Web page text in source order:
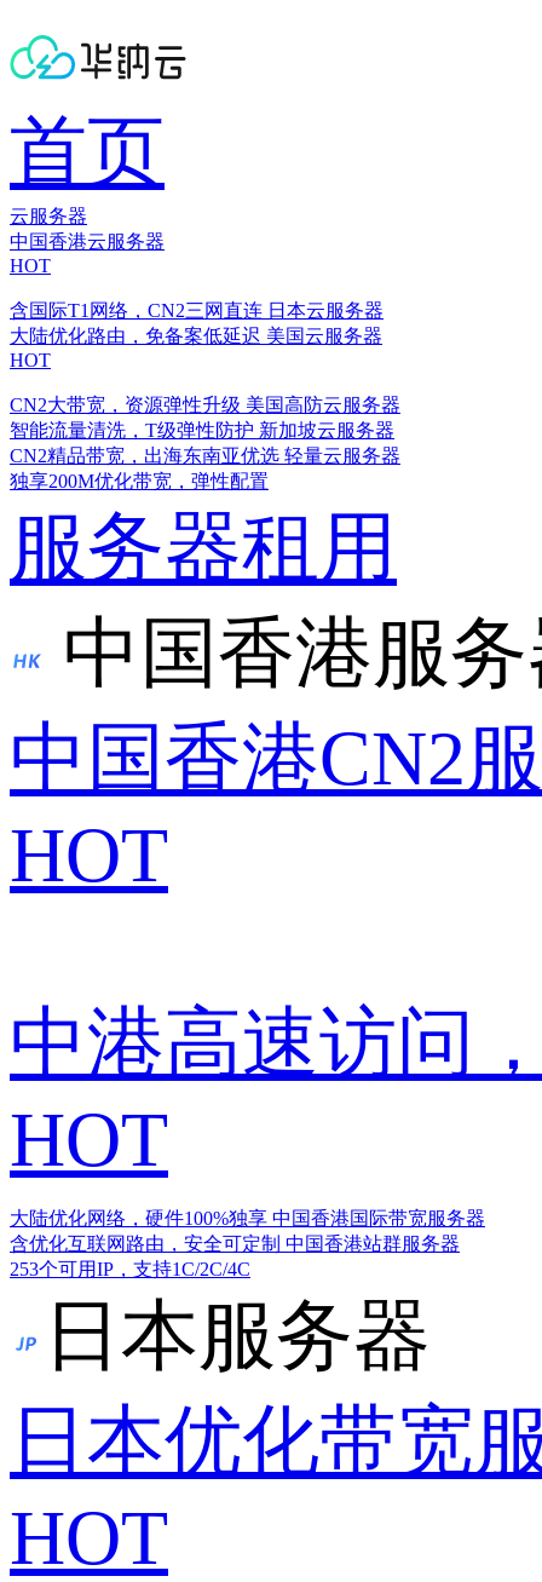
首页
云服务器
中国香港云服务器
HOT
含国际T1网络，CN2三网直连 日本云服务器
大陆优化路由，免备案低延迟 美国云服务器
HOT
CN2大带宽，资源弹性升级 美国高防云服务器
智能流量清洗，T级弹性防护 新加坡云服务器
CN2精品带宽，出海东南亚优选 轻量云服务器
独享200M优化带宽，弹性配置
服务器租用
中国香港服
中国香港CN2
HOT
中港高速访问
HOT
大陆优化网络，硬件100%独享 中国香港国际带宽服务器
含优化互联网路由，安全可定制 中国香港站群服务器
253个可用IP，支持1C/2C/4C
日本服务器
日本优化带宽
HOT